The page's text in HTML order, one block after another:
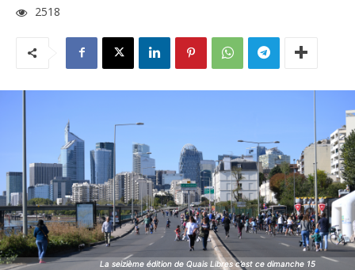
2518
La seizième édition de Quais Libres c’est ce dimanche 15
La seizième édition de Quais Libres c’est ce dimanche 15